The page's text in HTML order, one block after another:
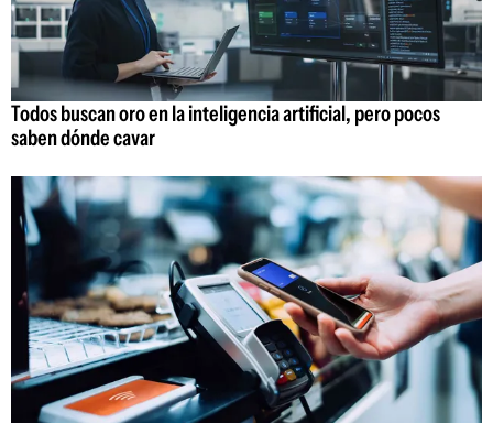
Todos buscan oro en la inteligencia artificial, pero pocos
saben dónde cavar